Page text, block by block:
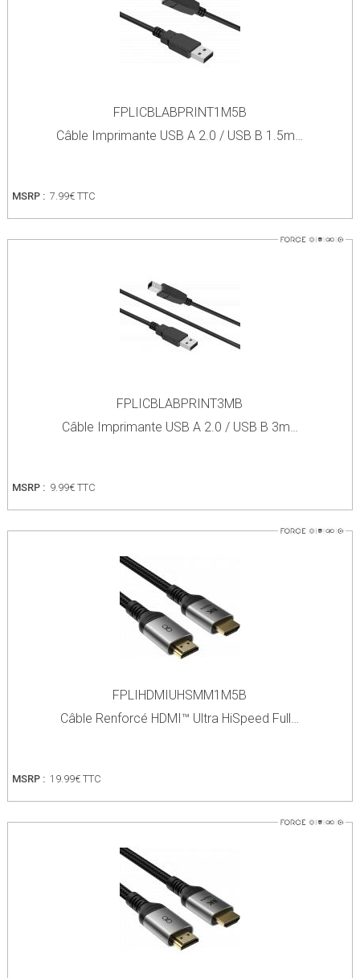
FPLICBLABPRINT1M5B
Câble Imprimante USB A 2.0 / USB B 1.5m…
MSRP : 7.99€ TTC
FPLICBLABPRINT3MB
Câble Imprimante USB A 2.0 / USB B 3m…
MSRP : 9.99€ TTC
FPLIHDMIUHSMM1M5B
Câble Renforcé HDMI™ Ultra HiSpeed Full…
MSRP : 19.99€ TTC